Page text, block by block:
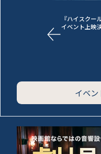
『ハイスクー
イベント上映
イベン